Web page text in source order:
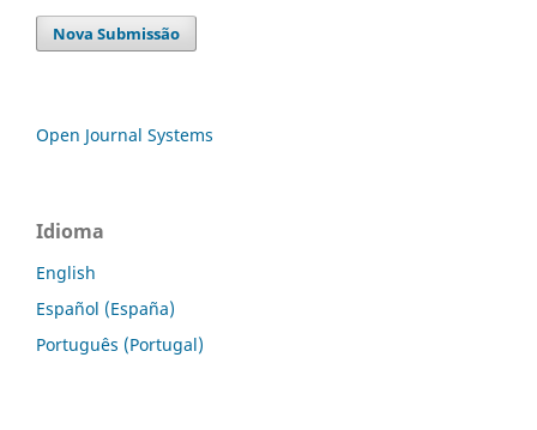
Nova Submissão
Open Journal Systems
Idioma
English
Español (España)
Português (Portugal)